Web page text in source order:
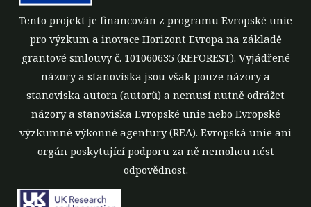
Tento projekt je financován z programu Evropské unie
pro výzkum a inovace Horizont Evropa na základě
grantové smlouvy č. 101060635 (REFOREST). Vyjádřené
názory a stanoviska jsou však pouze názory a
stanoviska autora (autorů) a nemusí nutně odrážet
názory a stanoviska Evropské unie nebo Evropské
výzkumné výkonné agentury (REA). Evropská unie ani
orgán poskytující podporu za ně nemohou nést
odpovědnost.